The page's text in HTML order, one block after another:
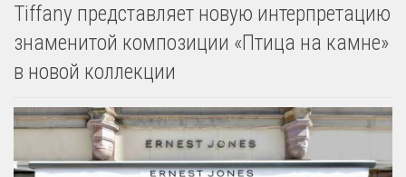
Tiffany представляет новую интерпретацию
знаменитой композиции «Птица на камне»
в новой коллекции